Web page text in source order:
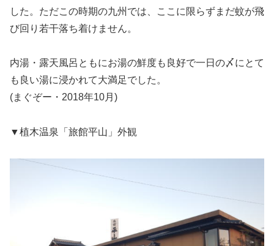
した。ただこの時期の九州では、ここに限らずまだ蚊が飛
び回り若干落ち着けません。
内湯・露天風呂ともにお湯の鮮度も良好で一日の〆にとて
も良い湯に浸かれて大満足でした。
(まぐぞー・2018年10月)
▼植木温泉「旅館平山」外観